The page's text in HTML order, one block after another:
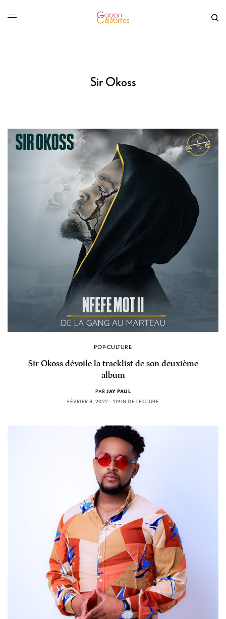
Sir Okoss
POP-CULTURE
Sir Okoss dévoile la tracklist de son deuxième
album
PAR JAY PAUL
FÉVRIER 8, 2022
1 MIN DE LECTURE